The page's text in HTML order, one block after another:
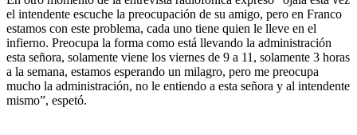
el intendente escuche la preocupación de su amigo, pero en Franco
estamos con este problema, cada uno tiene quien le lleve en el
infierno. Preocupa la forma como está llevando la administración
esta señora, solamente viene los viernes de 9 a 11, solamente 3 horas
a la semana, estamos esperando un milagro, pero me preocupa
mucho la administración, no le entiendo a esta señora y al intendente
mismo”, espetó.